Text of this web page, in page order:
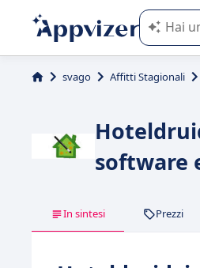
L'IA di
svago Affitti Stagionali
software
In sintesi Prezzi